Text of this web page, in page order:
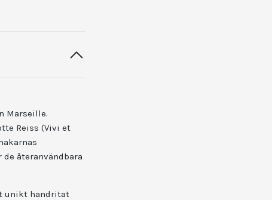
Marseille.
Reiss (Vivi et
återanvändbara
unikt handritat